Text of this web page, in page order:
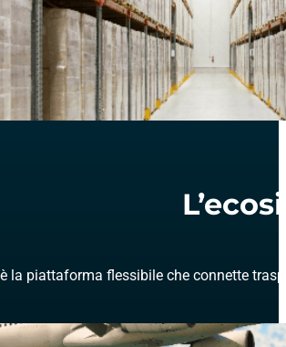
la piattaforma flessibile che connette